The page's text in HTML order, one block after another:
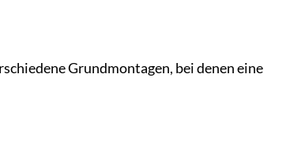
Grundmontagen, bei denen eine